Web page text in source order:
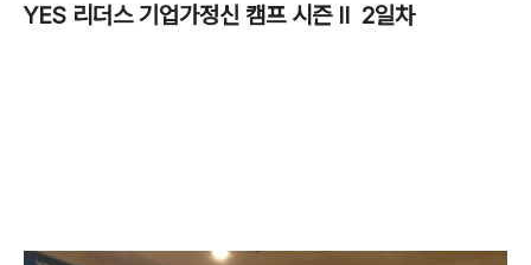
YES 리더스 기업가정신 캠프 시즌 II 2일차